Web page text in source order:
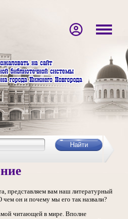
представляем вам наш литературный
чем он и почему мы его так назвали?
читающей в мире. Вполне